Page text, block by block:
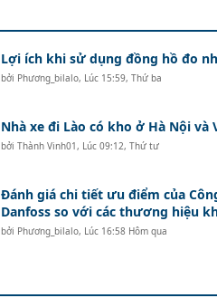
Lợi ích khi sử dụng đồng hồ đo
bởi Phương_bilalo, Lúc 15:59, Thứ ba
Nhà xe đi Lào có kho ở Hà Nội và
bởi Thành Vinh01, Lúc 09:12, Thứ tư
Đánh giá chi tiết ưu điểm của
Danfoss so với các thương hiệu
bởi Phương_bilalo, Lúc 16:58 Hôm qua